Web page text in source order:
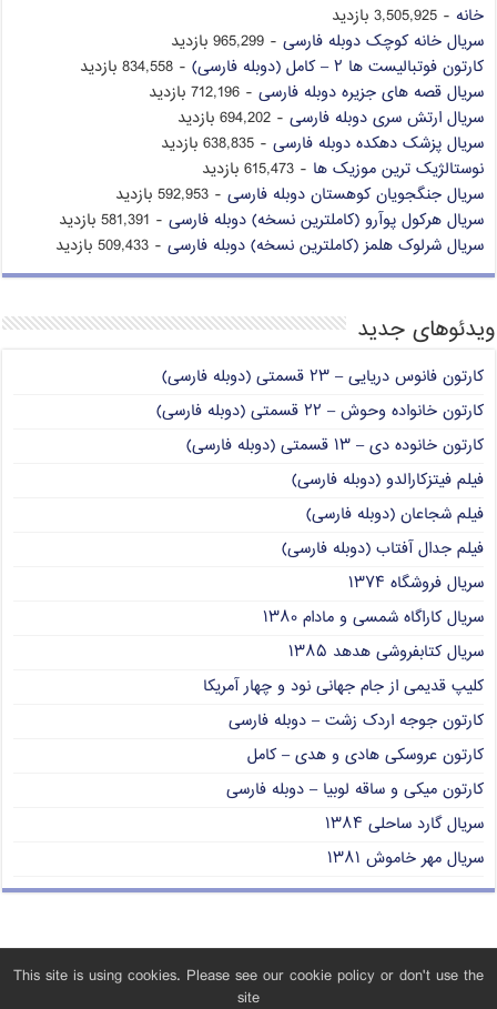
خانه - 3,505,925 بازدید
سریال خانه کوچک دوبله فارسی - 965,299 بازدید
کارتون فوتبالیست ها ۲ – کامل (دوبله فارسی)
- 834,558 بازدید
سریال قصه های جزیره دوبله فارسی - 712,196 بازدید
سریال ارتش سری دوبله فارسی - 694,202 بازدید
سریال پزشک دهکده دوبله فارسی - 638,835 بازدید
نوستالژیک ترین موزیک ها - 615,473 بازدید
سریال جنگجویان کوهستان دوبله فارسی - 592,953 بازدید
سریال هرکول پوآرو (کاملترین نسخه) دوبله فارسی - 581,391 بازدید
سریال شرلوک هلمز (کاملترین نسخه) دوبله فارسی - 509,433 بازدید
ویدئوهای جدید
کارتون فانوس دریایی – ۲۳ قسمتی (دوبله فارسی)
کارتون خانواده وحوش – ۲۲ قسمتی (دوبله فارسی)
کارتون خانوده دی – ۱۳ قسمتی (دوبله فارسی)
فیلم فیتزکارالدو (دوبله فارسی)
فیلم شجاعان (دوبله فارسی)
فیلم جدال آفتاب (دوبله فارسی)
سریال فروشگاه ۱۳۷۴
سریال کاراگاه شمسی و مادام ۱۳۸۰
سریال کتابفروشی هدهد ۱۳۸۵
کلیپ قدیمی از جام جهانی نود و چهار آمریکا
کارتون جوجه اردک زشت – دوبله فارسی
کارتون عروسکی هادی و هدی – کامل
کارتون میکی و ساقه لوبیا – دوبله فارسی
سریال گارد ساحلی ۱۳۸۴
سریال مهر خاموش ۱۳۸۱
This site is using cookies. Please see our cookie policy or don't use the
site